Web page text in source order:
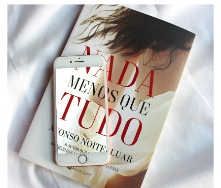
Menos
Que
Afonso
Noite-
Luar